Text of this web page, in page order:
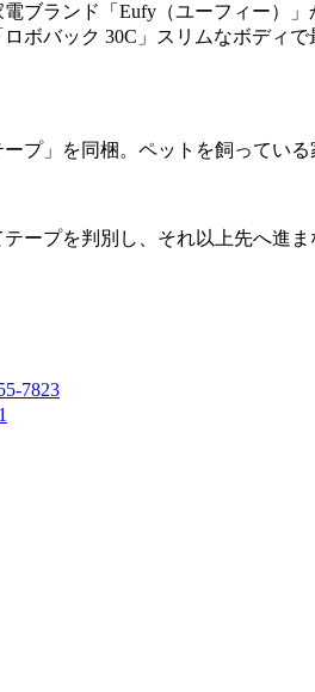
ブランド「Eufy（ユーフィー）
ボバック 30C」スリムなボディ
プ」を同梱。ペットを飼っている
ープを判別し、それ以上先へ進
7823